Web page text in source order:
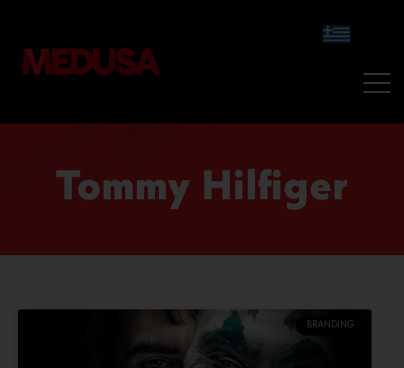
Tommy Hilfiger
BRANDING